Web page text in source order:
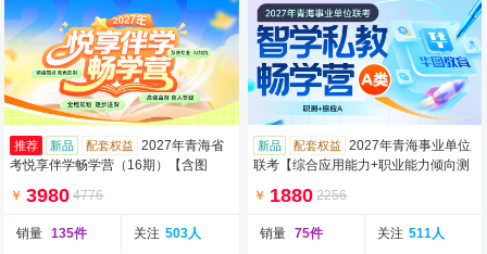
推荐 新品 配套权益
2027年青海省
考悦享伴学畅学营（16期）【含图
￥ 3980 4776
销量 135件 关注 503人
新品 配套权益
2027年青海事业单位
联考【综合应用能力+职业能力倾向测
￥ 1880 2256
销量 75件 关注 511人